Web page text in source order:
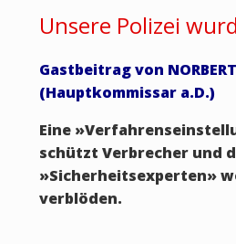
Unsere Polizei
Gastbeitrag von NORBERT
(Hauptkommissar a.D.)
Eine
schützt Verbrecher und
»Sicherheitsexperten»
verblöden.